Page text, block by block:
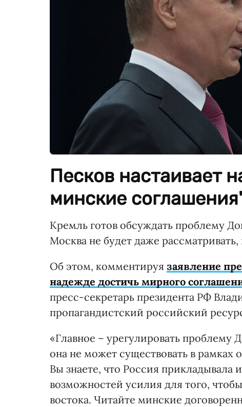
Песков настаивает
минские
Кремль готов обсуждать проблему
Москва не будет даже
Об этом, комментируя заявление
надежде достичь мирного
пресс-секретарь президента РФ
пропагандистский российский
«Главное – урегулировать
она не может существовать в
Вы знаете, что Россия прикладывала
возможностей усилия для того,
востока. Читайте минские